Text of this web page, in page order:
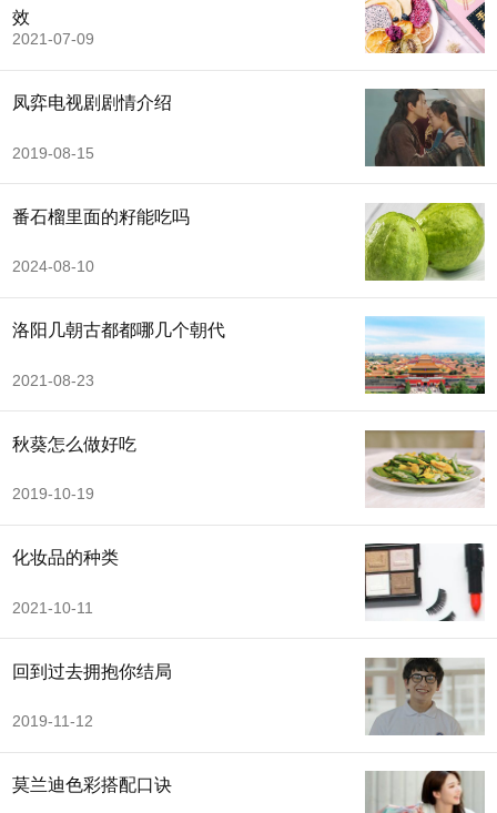
效
2021-07-09
凤弈电视剧剧情介绍
2019-08-15
番石榴里面的籽能吃吗
2024-08-10
洛阳几朝古都都哪几个朝代
2021-08-23
秋葵怎么做好吃
2019-10-19
化妆品的种类
2021-10-11
回到过去拥抱你结局
2019-11-12
莫兰迪色彩搭配口诀